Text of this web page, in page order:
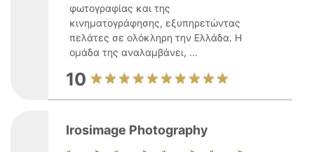
φωτογραφίας και της
κινηματογράφησης, εξυπηρετώντας
πελάτες σε ολόκληρη την Ελλάδα. Η
ομάδα της αναλαμβάνει, ...
10
Irosimage Photography